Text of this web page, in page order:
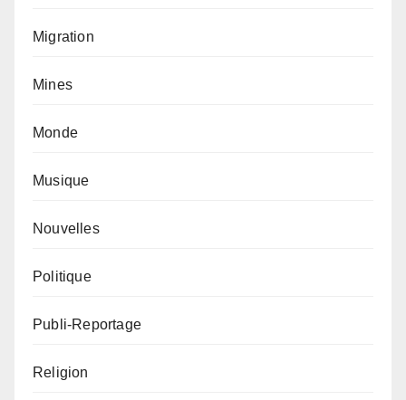
Migration
Mines
Monde
Musique
Nouvelles
Politique
Publi-Reportage
Religion